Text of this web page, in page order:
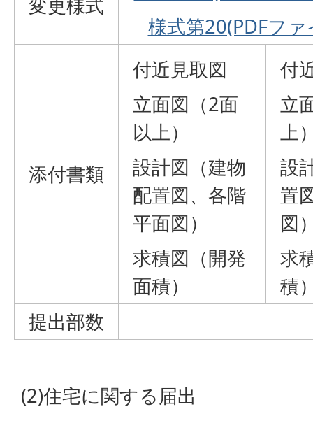
様式第20(PDFフ
添付書類
付近見取図
立面図（2面
以上）
設計図（建物
配置図、各階
平面図）
求積図（開発
面積）
付
立
上
設
置
図
求
積
提出部数
(2)住宅に関する届出